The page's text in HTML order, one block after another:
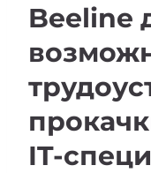
Beeline
IT-